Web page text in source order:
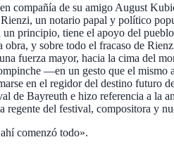
compañía de su amigo August
un notario papal y político
principio, tiene el apoyo del
y sobre todo el fracaso de
fuerza mayor, hacia la cima del
—en un gesto que el
en el regidor del destino futuro
de Bayreuth e hizo referencia a la
regente del festival, compositora y
comenzó todo».